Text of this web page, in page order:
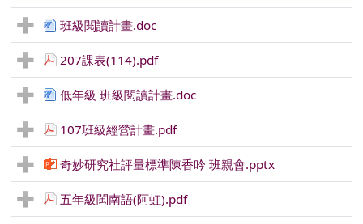
班級閱讀計畫.doc
207課表(114).pdf
低年級 班級閱讀計畫.doc
107班級經營計畫.pdf
奇妙研究社評量標準陳香吟 班親會.pptx
五年級閩南語(阿虹).pdf